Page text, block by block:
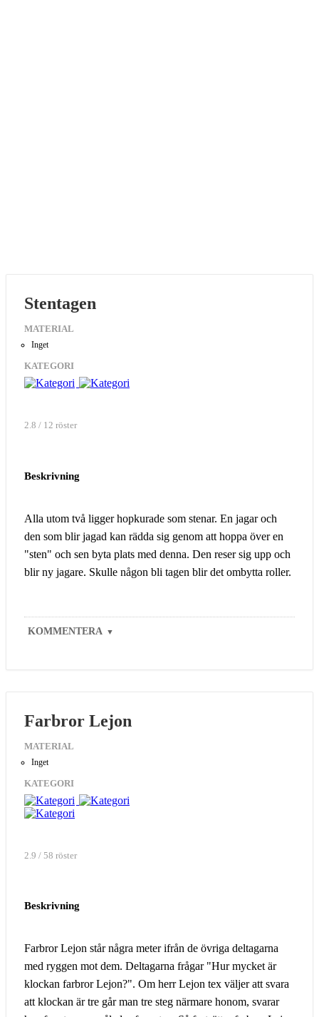
Stentagen
MATERIAL
Inget
KATEGORI
2.8 / 12 röster
Beskrivning
Alla utom två ligger hopkurade som stenar. En jagar och
den som blir jagad kan rädda sig genom att hoppa över en
"sten" och sen byta plats med denna. Den reser sig upp och
blir ny jagare. Skulle någon bli tagen blir det ombytta roller.
KOMMENTERA ▼
Farbror Lejon
MATERIAL
Inget
KATEGORI
2.9 / 58 röster
Beskrivning
Farbror Lejon står några meter ifrån de övriga deltagarna
med ryggen mot dem. Deltagarna frågar "Hur mycket är
klockan farbror Lejon?". Om herr Lejon tex väljer att svara
att klockan är tre går man tre steg närmare honom, svarar